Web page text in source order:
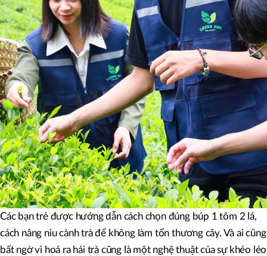
Các bạn trẻ được hướng dẫn cách chọn đúng búp 1 tôm 2 lá,
cách nâng niu cành trà để không làm tổn thương cây. Và ai cũng
bất ngờ vì hoá ra hái trà cũng là một nghệ thuật của sự khéo léo